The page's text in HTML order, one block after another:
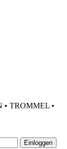
TROMMEL •